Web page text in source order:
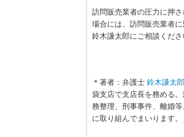
訪問販売業者の圧力に押
場合には、訪問販売業者
鈴木謙太郎にご相談くださ
＊著者：弁護士 鈴木謙太郎
袋支店で支店長を務める
務整理、刑事事件、離婚
に取り組んでまいります。